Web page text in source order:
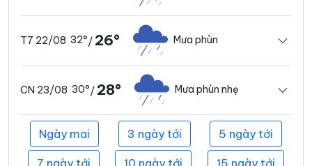
T7 22/08 32°/ 26° Mưa phùn
CN 23/08 30°/ 28° Mưa phùn nhẹ
Ngày mai 3 ngày tới 5 ngày tới
7 ngày tới 10 ngày tới 15 ngày tới